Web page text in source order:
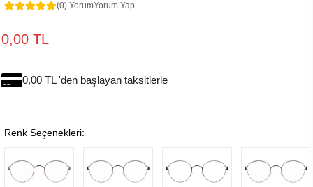
(0) YorumYorum Yap
0,00 TL
0,00 TL 'den başlayan taksitlerle
Renk Seçenekleri: